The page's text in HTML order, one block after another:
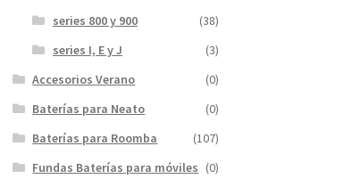
series 800 y 900
(38)
series I, E y J
(3)
Accesorios Verano
(0)
Baterías para Neato
(0)
Baterías para Roomba
(107)
Fundas Baterías para móviles (0)